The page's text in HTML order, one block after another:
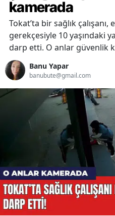
kamerada
Tokat’ta bir sağlık çalışanı,
gerekçesiyle 10 yaşındaki
darp etti. O anlar güvenlik
Banu Yapar
banubute@gmail.com